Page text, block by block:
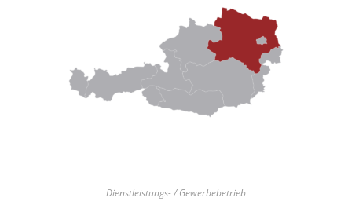
Dienstleistungs- / Gewerbebetrieb